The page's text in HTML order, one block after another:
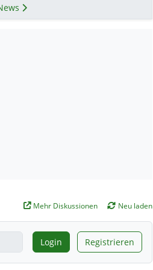
Mehr Diskussionen Neu laden
Login Registrieren